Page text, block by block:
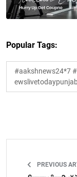
Popular Tags:
#aakshnews24*7
PREVIOUS